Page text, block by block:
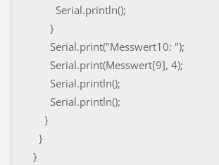
Serial.println();
}
Serial.print("Messwert10: ");
Serial.print(Messwert[9], 4);
Serial.println();
Serial.println();
}
}
}